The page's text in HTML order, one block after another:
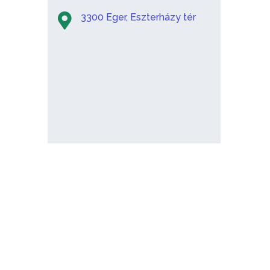
3300 Eger, Eszterházy tér